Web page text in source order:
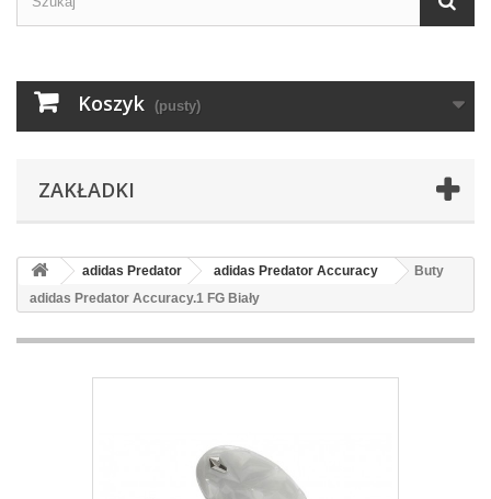
Koszyk (pusty)
ZAKŁADKI
adidas Predator adidas Predator Accuracy
Buty
adidas Predator Accuracy.1 FG Biały